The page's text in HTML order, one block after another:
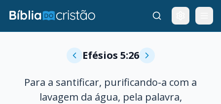
Efésios 5:26
Para a santificar, purificando-a com a
lavagem da água, pela palavra,